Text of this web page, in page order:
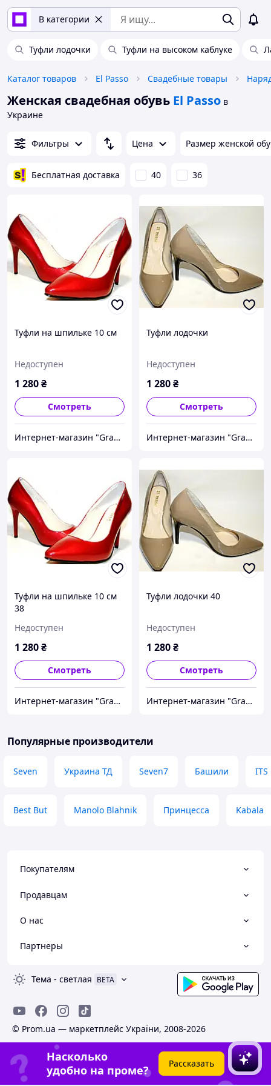
В категории
Туфли лодочки Туфли на высоком каблуке
Каталог товаров El Passo Свадебные товары
Женская свадебная обувь El Passo в
Украине
Фильтры Цена Размер женской
Бесплатная доставка 40 36
Туфли на шпильке 10 см
Недоступен
1 280₴
Смотреть
Интернет-магазин "Grand"
Туфли лодочки
Недоступен
1 280₴
Смотреть
Интернет-магазин "Grand"
Туфли на шпильке 10 см
38
Недоступен
1 280₴
Смотреть
Интернет-магазин "Grand"
Туфли лодочки 40
Недоступен
1 280₴
Смотреть
Интернет-магазин "Grand"
Популярные производители
Seven Украина ТД Seven7 Башили ITS
Best But Manolo Blahnik Принцесса Kabala
Покупателям
Продавцам
О нас
Партнеры
Тема - светлая BETA
© Prom.ua — маркетплейс України, 2008-2026
Насколько
удобно на проме?
Рассказать